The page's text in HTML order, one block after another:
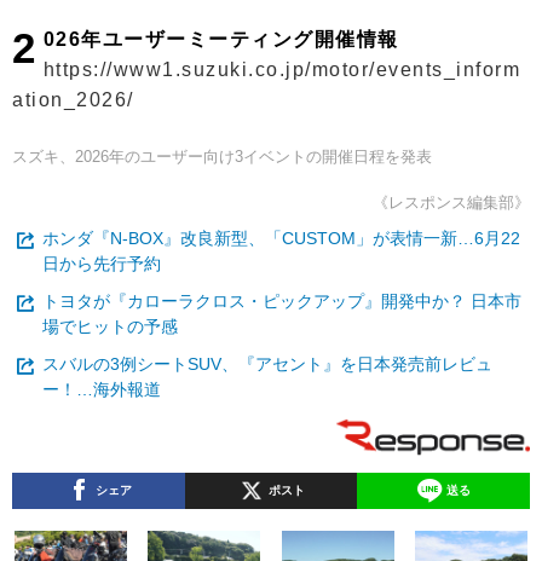
2 026年ユーザーミーティング開催情報
https://www1.suzuki.co.jp/motor/events_inform
ation_2026/
スズキ、2026年のユーザー向け3イベントの開催日程を発表
《レスポンス編集部》
ホンダ『N-BOX』改良新型、「CUSTOM」が表情一新…6月22
日から先行予約
トヨタが『カローラクロス・ピックアップ』開発中か？ 日本市
場でヒットの予感
スバルの3例シートSUV、『アセント』を日本発売前レビュ
ー！…海外報道
シェア ポスト 送る